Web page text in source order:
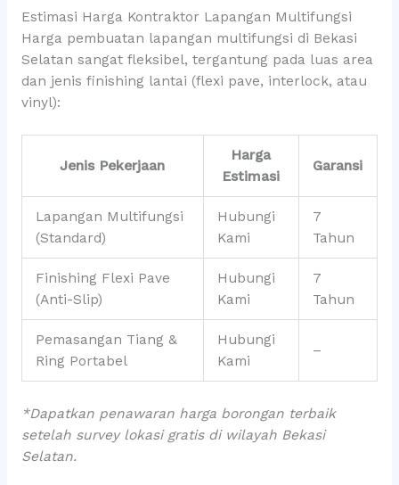
Estimasi Harga Kontraktor Lapangan Multifungsi
Harga pembuatan lapangan multifungsi di Bekasi
Selatan sangat fleksibel, tergantung pada luas area
dan jenis finishing lantai (flexi pave, interlock, atau
vinyl):
Jenis Pekerjaan
Harga
Estimasi
Garansi
Lapangan Multifungsi
(Standard)
Hubungi
Kami
7
Tahun
Finishing Flexi Pave
(Anti-Slip)
Hubungi
Kami
7
Tahun
Pemasangan Tiang &
Ring Portabel
Hubungi
Kami
–
*Dapatkan penawaran harga borongan terbaik
setelah survey lokasi gratis di wilayah Bekasi
Selatan.